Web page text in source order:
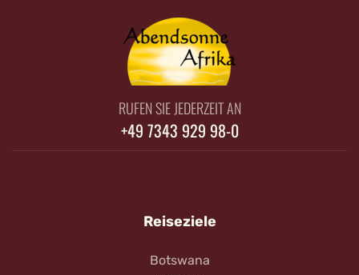
RUFEN SIE JEDERZEIT AN
+49 7343 929 98-0
Reiseziele
Botswana